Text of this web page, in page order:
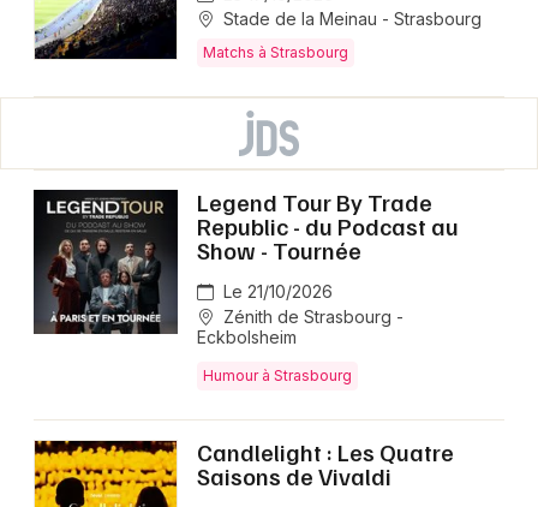
Stade de la Meinau - Strasbourg
Matchs à Strasbourg
Legend Tour By Trade
Republic - du Podcast au
Show - Tournée
Le 21/10/2026
Zénith de Strasbourg -
Eckbolsheim
Humour à Strasbourg
Candlelight : Les Quatre
Saisons de Vivaldi